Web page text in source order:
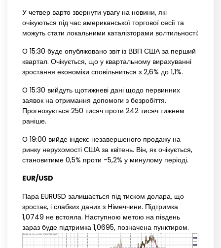
У четвер варто звернути увагу на новини, які
очікуються під час американської торгової сесії та
можуть стати локальними каталізторами волтильності:
О 15:30 буде опубліковано звіт із ВВП США за перший
квартал. Очікується, що у квартальному вирахуванні
зростання економіки сповільниться з 2,6% до 1,1%.
О 15:30 вийдуть щотижневі дані щодо первинних
заявок на отримання допомоги з безробіття.
Прогнозується 250 тисяч проти 242 тисяч тижнем
раніше.
О 19:00 вийде індекс незавершеного продажу на
ринку нерухомості США за квітень. Він, як очікується,
становитиме 0,5% проти -5,2% у минулому періоді.
EUR/USD
Пара EURUSD залишається під тиском долара, що
зростає, і слабких даних з Німеччини. Підтримка
1,0749 не встояла. Наступною метою на південь
зараз буде підтримка 1,0695, позначена пунктиром.